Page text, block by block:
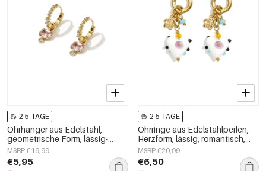
2-5 TAGE
Ohrhänger aus Edelstahl,
geometrische Form, lässig-
schlichte Serie, Damenschmuck
MSRP €19,99
€5,95
2-5 TAGE
Ohrringe aus Edelstahlperlen,
Herzform, lässig, romantisch,
Damenschmuck
MSRP €20,99
€6,50